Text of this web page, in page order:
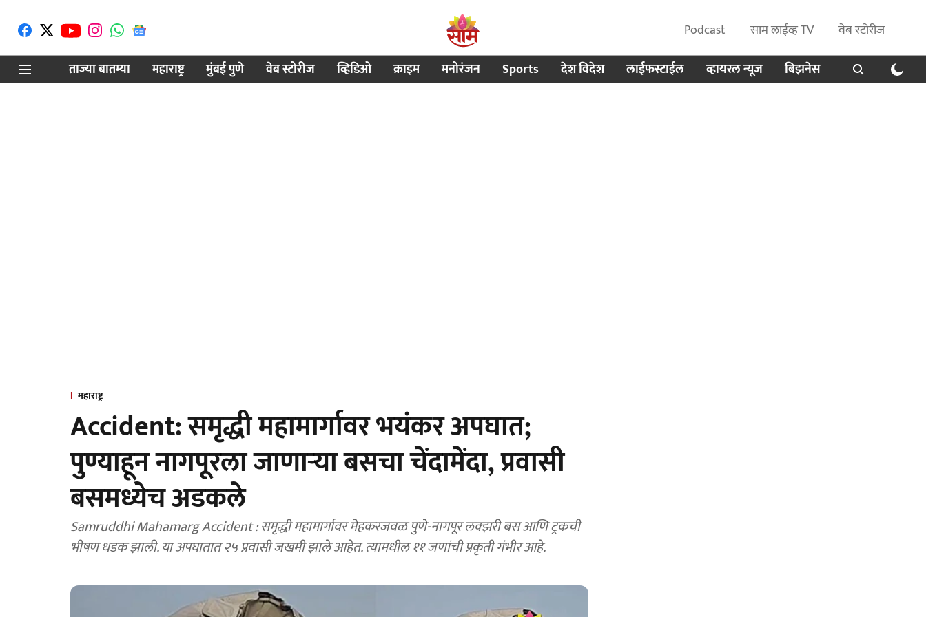
Podcast साम लाईव्ह TV
वेब स्टोरीज
ताज्या बातम्या
महाराष्ट्र मुंबई पुणे वेब स्टोरीज व्हिडिओ क्राइम मनोरंजन Sports देश विदेश लाईफस्टाईल व्हायरल न्यूज बिझनेस
महाराष्ट्र
Accident: समृद्धी महामार्गावर भयंकर अपघात;
पुण्याहून नागपूरला जाणाऱ्या बसचा चेंदामेंदा, प्रवासी
बसमध्येच अडकले
Samruddhi Mahamarg Accident : समृद्धी महामार्गावर मेहकरजवळ पुणे-नागपूर लक्झरी बस आणि ट्रकची
भीषण धडक झाली. या अपघातात २५ प्रवासी जखमी झाले आहेत. त्यामधील ११ जणांची प्रकृती गंभीर आहे.